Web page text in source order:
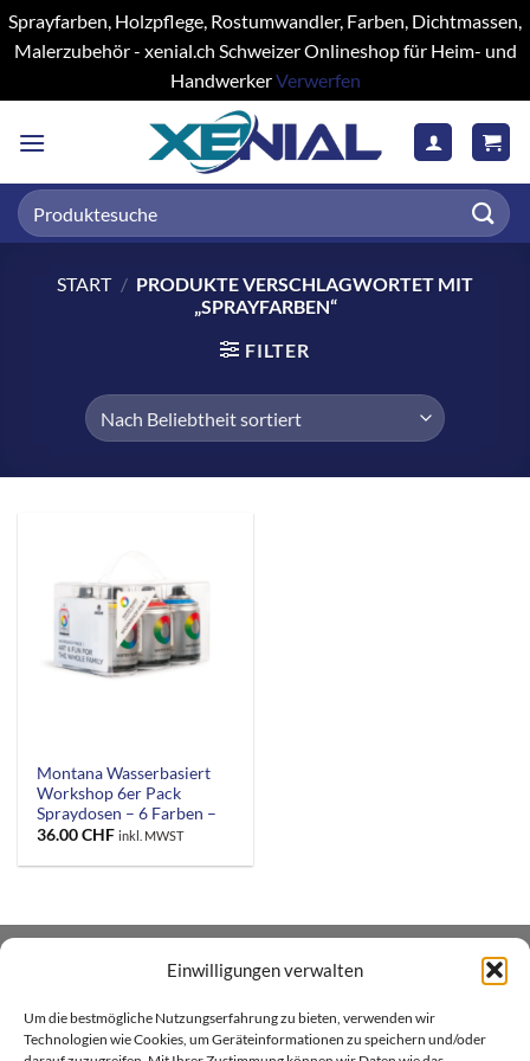
Einwilligungen verwalten
Um die bestmögliche Nutzungserfahrung zu bieten, verwenden wir
Technologien wie Cookies, um Geräteinformationen zu speichern und/oder
Sprayfarben, Holzpflege, Rostumwandler, Farben, Dichtmassen,
Malerzubehör - xenial.ch Schweizer Onlineshop für Heim- und
HandwerkerVerwerfen
Inhalt
Suchen
nach:
START / PRODUKTE VERSCHLAGWORTET MIT
„SPRAYFARBEN“
FILTER
Montana Wasserbasiert
Workshop 6er Pack
Spraydosen – 6 Farben –
36.00CHF inkl. MWST
Xenial GmbH betreibt den Heim- und Handwerker -